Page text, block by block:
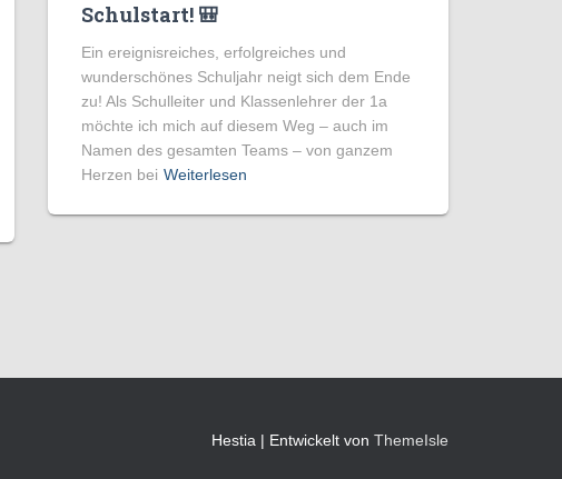
Schulstart! 🎒
Ein ereignisreiches, erfolgreiches und
wunderschönes Schuljahr neigt sich dem Ende
zu! Als Schulleiter und Klassenlehrer der 1a
möchte ich mich auf diesem Weg – auch im
Namen des gesamten Teams – von ganzem
Herzen bei Weiterlesen
Hestia | Entwickelt von ThemeIsle